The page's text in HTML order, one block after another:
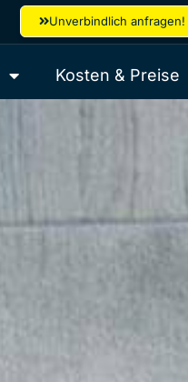
Unverbindlich anfragen!
Kosten & Preise